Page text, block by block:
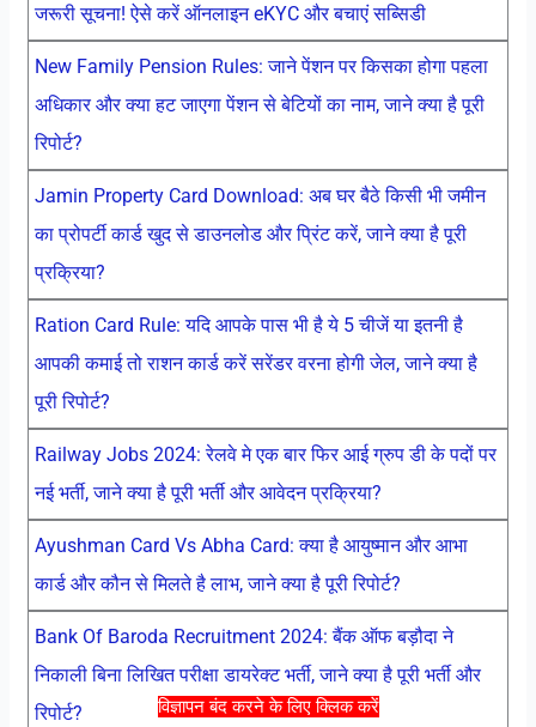
विज्ञापन बंद करने के लिए क्लिक करें
जरूरी सूचना! ऐसे करें ऑनलाइन eKYC और बचाएं सब्सिडी
New Family Pension Rules: जाने पेंशन पर किसका होगा पहला
अधिकार और क्या हट जाएगा पेंशन से बेटियों का नाम, जाने क्या है पूरी
रिपोर्ट?
Jamin Property Card Download: अब घर बैठे किसी भी जमीन
का प्रोपर्टी कार्ड खुद से डाउनलोड और प्रिंट करें, जाने क्या है पूरी
प्रक्रिया?
Ration Card Rule: यदि आपके पास भी है ये 5 चीजें या इतनी है
आपकी कमाई तो राशन कार्ड करें सरेंडर वरना होगी जेल, जाने क्या है
पूरी रिपोर्ट?
Railway Jobs 2024: रेलवे मे एक बार फिर आई ग्रुप डी के पदों पर
नई भर्ती, जाने क्या है पूरी भर्ती और आवेदन प्रक्रिया?
Ayushman Card Vs Abha Card: क्या है आयुष्मान और आभा
कार्ड और कौन से मिलते है लाभ, जाने क्या है पूरी रिपोर्ट?
Bank Of Baroda Recruitment 2024: बैंक ऑफ बड़ौदा ने
निकाली बिना लिखित परीक्षा डायरेक्ट भर्ती, जाने क्या है पूरी भर्ती और
रिपोर्ट?